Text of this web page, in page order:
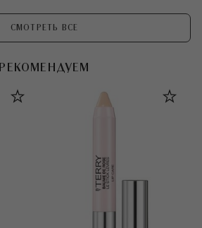
СМОТРЕТЬ ВСЕ
РЕКОМЕНДУЕМ